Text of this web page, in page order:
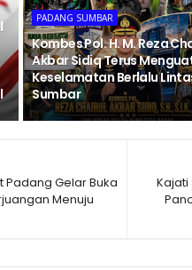
PADANG SUMBAR
Kombes Pol. H. M. Reza
Akbar Sidiq Terus
Keselamatan Berlalu
Sumbar
Kajati
Padang Gelar Buka
Menuju